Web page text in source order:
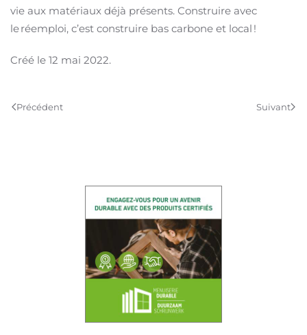
vie aux matériaux déjà présents. Construire avec
le réemploi, c’est construire bas carbone et local !
Créé le 12 mai 2022.
Précédent Suivant